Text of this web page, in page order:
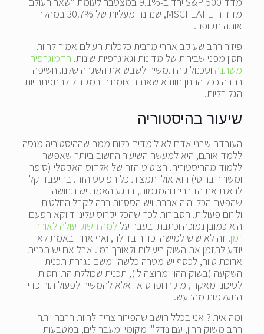
מדד ה-MSCI EAFE, שנהנה מעליות של 30.7% במהלך
אותה תקופה.
פיזור רחב שעוקב אחרי מרבית כלכלות העולם אמור להיות
חסין מפני שבירות של מדינות וגאוגרפיות שונות. הדמוגרפיה
משתנה וטכנולוגיה תמשיך לשבש את השגרה שלנו. חשיפה
רחבה ככל הניתן תוודא שאנחנו צומחים במקביל להתפתחויות
הגלובליות.
שיעור בהיסטוריה
העובדה שבני אדם לא לומדים כלום ממה שההיסטוריה מנסה
ללמד אותם, היא למעשה השיעור החשוב ביותר שאפשר
ללמוד מההיסטוריה. הציטוט הזה של אלדוס האקסלי (סופר
ומשורר בריטי) הוא אולי תמצית כל הפוסט הזה. בדיעבד קל
לראות את הדברים והמגמות, ברגע האמת יש תחושה
שהפעם הכל יהיה אחרת ויש הססנות רבה לקבל החלטות
וליזום פעולות. הסבירות לכך שהכל יקרוס עלינו דווקא הפעם
היא כמובן נמוכה וכתבתי בעבר על למה השוק עולה לאורך
זמן. זה לא שיש למישהו כדור בדולח, ואף אחד באמת לא
יודע לתזמן את השוק ביעילות ולאורך זמן. אבל אם יש תכנית
ארוכת טווח, לכסף יש מטרה כלשהי ומשם נגזרת תכנית
השקעה (בשוק ההון ומחוצה לו), תכנית שכוללת התייחסות
לסיכוני מאקרו, מיקרו ופרט אין אלא להמשיך לפעול תוך כדי
התעלמות מהרעש.
ומה איתי? אני בכלל חושב שהפיזור צריך להיות הרבה יותר
רחב משוק ההון, עם נדל"ן מקומי ומעבר לים, במטבעות